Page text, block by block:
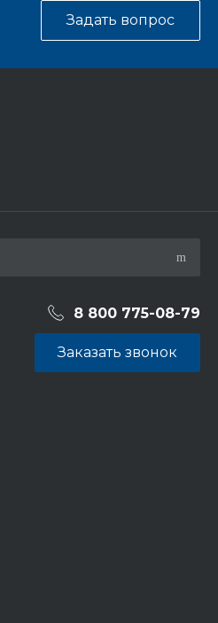
Задать вопрос
8 800 775-08-79
Заказать звонок